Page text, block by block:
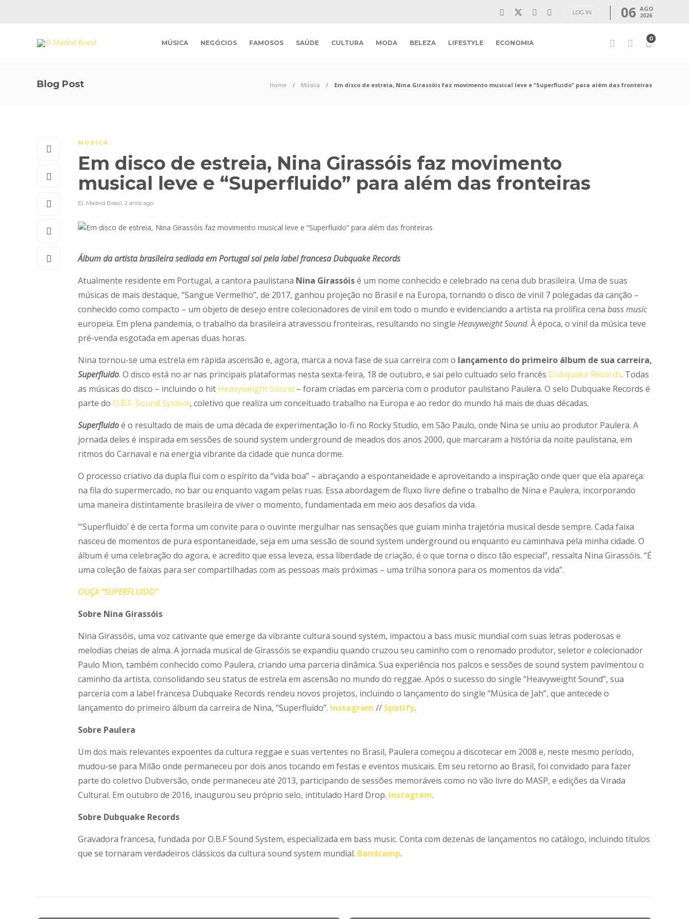
LOG IN 06 AGO
2026
MÚSICA NEGÓCIOS FAMOSOS SAÚDE CULTURA MODA BELEZA LIFESTYLE ECONOMIA
0
Blog Post Home Música Em disco de estreia, Nina Girassóis faz movimento musical leve e “Superfluido” para além das fronteiras
MÚSICA
Em disco de estreia, Nina Girassóis faz movimento
musical leve e “Superfluido” para além das fronteiras
EL Madrid Brasil, 2 anos ago
Álbum da artista brasileira sediada em Portugal sai pela label francesa Dubquake Records
Atualmente residente em Portugal, a cantora paulistana Nina Girassóisé um nome conhecido e celebrado na cena dub brasileira. Uma de suas
músicas de mais destaque, “Sangue Vermelho”, de 2017, ganhou projeção no Brasil e na Europa, tornando o disco de vinil 7 polegadas da canção –
conhecido como compacto – um objeto de desejo entre colecionadores de vinil em todo o mundo e evidenciando a artista na prolífica cena bass music
europeia. Em plena pandemia, o trabalho da brasileira atravessou fronteiras, resultando no single Heavyweight Sound. À época, o vinil da música teve
pré-venda esgotada em apenas duas horas.
Nina tornou-se uma estrela em rápida ascensão e, agora, marca a nova fase de sua carreira com o lançamento do primeiro álbum de sua carreira,
Superfluido. O disco está no ar nas principais plataformas nesta sexta-feira, 18 de outubro, e sai pelo cultuado selo francês Dubquake Records. Todas
as músicas do disco – incluindo o hit Heavyweight Sound – foram criadas em parceria com o produtor paulistano Paulera. O selo Dubquake Records é
parte do O.B.F. Sound System, coletivo que realiza um conceituado trabalho na Europa e ao redor do mundo há mais de duas décadas.
Superfluidoé o resultado de mais de uma década de experimentação lo-fi no Rocky Studio, em São Paulo, onde Nina se uniu ao produtor Paulera. A
jornada deles é inspirada em sessões de sound system underground de meados dos anos 2000, que marcaram a história da noite paulistana, em
ritmos do Carnaval e na energia vibrante da cidade que nunca dorme.
O processo criativo da dupla flui com o espírito da “vida boa” – abraçando a espontaneidade e aproveitando a inspiração onde quer que ela apareça:
na fila do supermercado, no bar ou enquanto vagam pelas ruas. Essa abordagem de fluxo livre define o trabalho de Nina e Paulera, incorporando
uma maneira distintamente brasileira de viver o momento, fundamentada em meio aos desafios da vida.
“‘Superfluido’ é de certa forma um convite para o ouvinte mergulhar nas sensações que guiam minha trajetória musical desde sempre. Cada faixa
nasceu de momentos de pura espontaneidade, seja em uma sessão de sound system underground ou enquanto eu caminhava pela minha cidade. O
álbum é uma celebração do agora, e acredito que essa leveza, essa liberdade de criação, é o que torna o disco tão especial”, ressalta Nina Girassóis. “É
uma coleção de faixas para ser compartilhadas com as pessoas mais próximas – uma trilha sonora para os momentos da vida”.
OUÇA “SUPERFLUIDO”
Sobre Nina Girassóis
Nina Girassóis, uma voz cativante que emerge da vibrante cultura sound system, impactou a bass music mundial com suas letras poderosas e
melodias cheias de alma. A jornada musical de Girassóis se expandiu quando cruzou seu caminho com o renomado produtor, seletor e colecionador
Paulo Mion, também conhecido como Paulera, criando uma parceria dinâmica. Sua experiência nos palcos e sessões de sound system pavimentou o
caminho da artista, consolidando seu status de estrela em ascensão no mundo do reggae. Após o sucesso do single “Heavyweight Sound”, sua
parceria com a label francesa Dubquake Records rendeu novos projetos, incluindo o lançamento do single “Música de Jah”, que antecede o
lançamento do primeiro álbum da carreira de Nina, “Superfluido”. Instagram // Spotify.
Sobre Paulera
Um dos mais relevantes expoentes da cultura reggae e suas vertentes no Brasil, Paulera começou a discotecar em 2008 e, neste mesmo período,
mudou-se para Milão onde permaneceu por dois anos tocando em festas e eventos musicais. Em seu retorno ao Brasil, foi convidado para fazer
parte do coletivo Dubversão, onde permaneceu até 2013, participando de sessões memoráveis como no vão livre do MASP, e edições da Virada
Cultural. Em outubro de 2016, inaugurou seu próprio selo, intitulado Hard Drop. Instagram.
Sobre Dubquake Records
Gravadora francesa, fundada por O.B.F Sound System, especializada em bass music. Conta com dezenas de lançamentos no catálogo, incluindo títulos
que se tornaram verdadeiros clássicos da cultura sound system mundial. Bandcamp.